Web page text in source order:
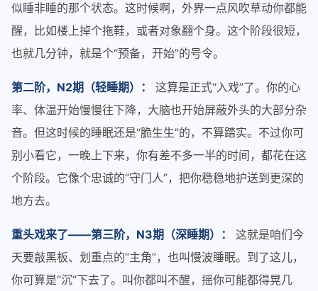
似睡非睡的那个状态。这时候啊，外界一点风吹草动你都能
醒，比如楼上掉个拖鞋，或者对象翻个身。这个阶段很短，
也就几分钟，就是个“预备，开始”的号令。
第二阶，N2期（轻睡期）：
这算是正式“入戏”了。你的心
率、体温开始慢慢往下降，大脑也开始屏蔽外头的大部分杂
音。但这时候的睡眠还是“脆生生”的，不算踏实。不过你可
别小看它，一晚上下来，你有差不多一半的时间，都花在这
个阶段。它像个忠诚的“守门人”，把你稳稳地护送到更深的
地方去。
重头戏来了——第三阶，N3期（深睡期）：
这就是咱们今
天要敲黑板、划重点的“主角”，也叫慢波睡眠。到了这儿，
你可算是“沉”下去了。叫你都叫不醒，摇你可能都得晃几